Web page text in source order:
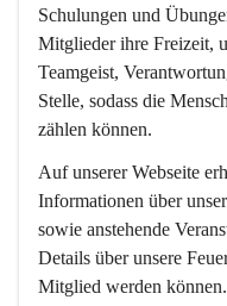
Schulungen und
Mitglieder ihre Freizeit,
Teamgeist,
Stelle, sodass die
zählen können.
Auf unserer Webseite
Informationen über
sowie anstehende
Details über unsere
Mitglied werden können.